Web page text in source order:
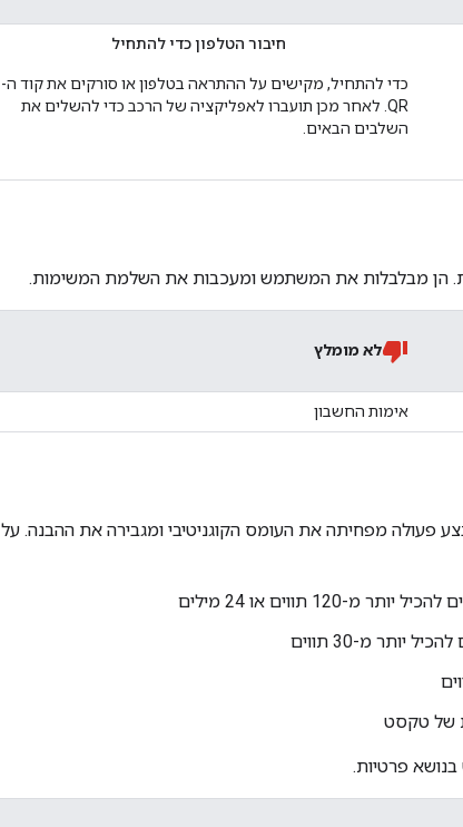
חיבור הטלפון כדי להתחיל
כדי להתחיל, מקישים על ההתראה בטלפון או סורקים את קוד ה-
QR. לאחר מכן תועברו לאפליקציה של הרכב כדי להשלים את
השלבים הבאים.
הן מבלבלות את המשתמש ומעכבות את השלמת המשימות.
לא מומלץ
אימות החשבון
פעולה מפחיתה את העומס הקוגניטיבי ומגבירה את ההבנה. על
תווים או 24 מילים
מ-30 תווים
פרטיות.